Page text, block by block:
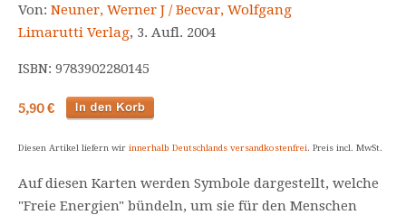
Von: Neuner, Werner J / Becvar, Wolfgang
Limarutti Verlag, 3. Aufl. 2004
ISBN: 9783902280145
5,90 €
Diesen Artikel liefern wir innerhalb Deutschlands versandkostenfrei. Preis incl. MwSt.
Auf diesen Karten werden Symbole dargestellt, welche
"Freie Energien" bündeln, um sie für den Menschen